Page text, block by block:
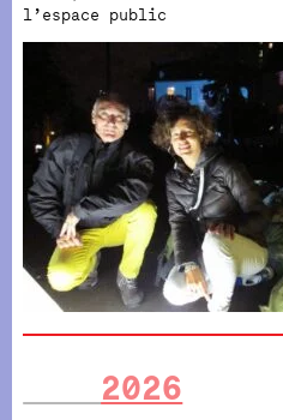
l’espace public
2026